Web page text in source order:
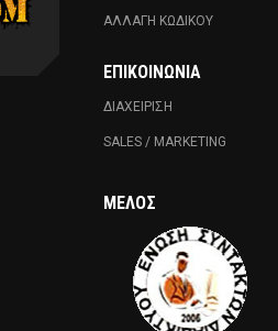
ΑΛΛΑΓΗ ΚΩΔΙΚΟΥ
ΕΠΙΚΟΙΝΩΝΊΑ
ΔΙΑΧΕΙΡΙΣΗ
SALES / MARKETING
ΜΈΛΟΣ